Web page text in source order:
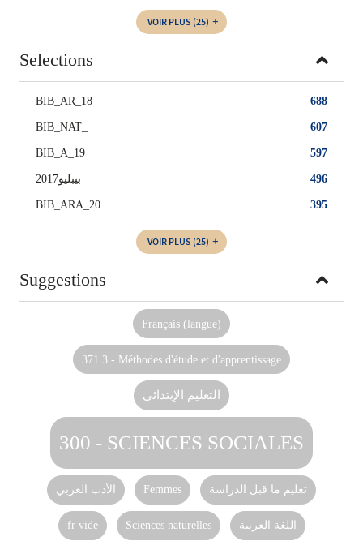
VOIR PLUS (25)
Selections
688
BIB_AR_18
607
BIB_NAT_
597
BIB_A_19
496 بيبليو2017
395
BIB_ARA_20
VOIR PLUS (25)
Suggestions
Français (langue)
371.3 - Méthodes d'étude et d'apprentissage
التعليم الإبتدائي
300 - SCIENCES SOCIALES
الأدب العربي Femmes تعليم ما قبل الدراسة‏
fr vide Sciences naturelles اللغة العربية‏